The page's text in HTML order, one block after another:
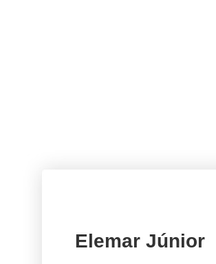
Elemar Júnior